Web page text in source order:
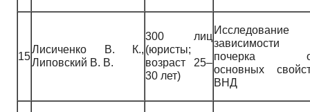
15
Лисиченко В. К.,
Липовский В. В.
300 лиц
(юристы;
возраст 25–
30 лет)
Исследование
зависимости
почерка
основных
ВНД